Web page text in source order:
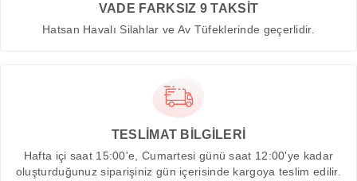
VADE FARKSIZ 9 TAKSİT
Hatsan Havalı Silahlar ve Av Tüfeklerinde geçerlidir.
TESLİMAT BİLGİLERİ
Hafta içi saat 15:00'e, Cumartesi günü saat 12:00'ye kadar
oluşturduğunuz siparişiniz gün içerisinde kargoya teslim edilir.